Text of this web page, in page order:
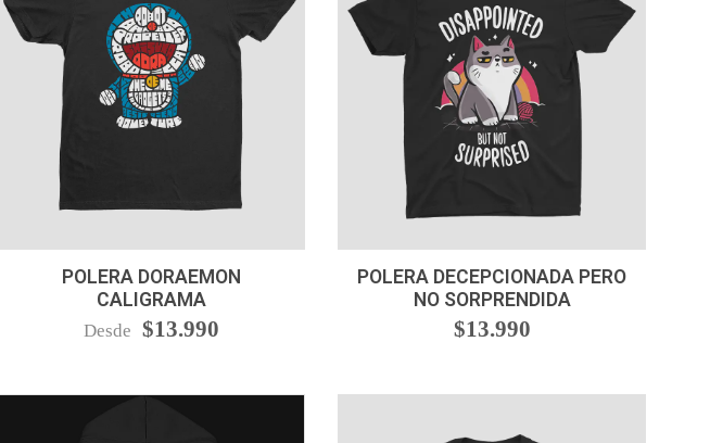
POLERA DORAEMON
CALIGRAMA
VER OPCIONES
Desde $13.990
POLERA DECEPCIONADA PERO
NO SORPRENDIDA
VER OPCIONES
$13.990